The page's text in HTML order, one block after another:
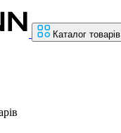
Каталог товарів